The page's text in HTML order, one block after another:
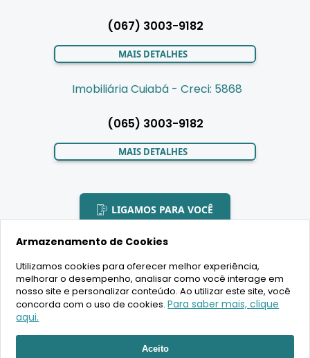
(067) 3003-9182
MAIS DETALHES
Imobiliária Cuiabá - Creci: 5868
(065) 3003-9182
MAIS DETALHES
LIGAMOS PARA VOCÊ
2020 Copyright - BR House Inteligência Imobiliária LTDA -
16.630.405/0001-43 - CRECI 19701 - Todos os direitos reservados
Armazenamento de Cookies
Utilizamos cookies para oferecer melhor experiência,
melhorar o desempenho, analisar como você interage em
nosso site e personalizar conteúdo. Ao utilizar este site, você
concorda com o uso de cookies.Para saber mais, clique
aqui.
Aceito